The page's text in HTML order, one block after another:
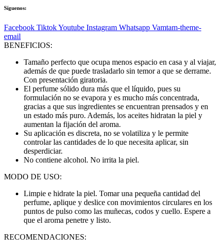
Síguenos:
Facebook TiktokYoutube Instagram Whatsapp Vamtam-theme-
email
BENEFICIOS:
Tamaño perfecto que ocupa menos espacio en casa y al viajar,
además de que puede trasladarlo sin temor a que se derrame.
Con presentación giratoria.
El perfume sólido dura más que el líquido, pues su
formulación no se evapora y es mucho más concentrada,
gracias a que sus ingredientes se encuentran prensados y en
un estado más puro. Además, los aceites hidratan la piel y
aumentan la fijación del aroma.
Su aplicación es discreta, no se volatiliza y le permite
controlar las cantidades de lo que necesita aplicar, sin
desperdiciar.
No contiene alcohol. No irrita la piel.
MODO DE USO:
Limpie e hidrate la piel. Tomar una pequeña cantidad del
perfume, aplique y deslice con movimientos circulares en los
puntos de pulso como las muñecas, codos y cuello. Espere a
que el aroma penetre y listo.
RECOMENDACIONES: